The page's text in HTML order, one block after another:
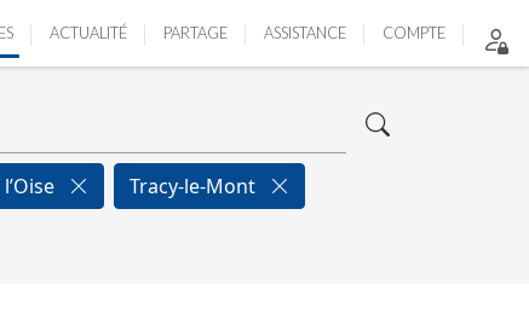
ACTUALITÉ PARTAGE ASSISTANCE COMPTE
Tracy-le-Mont